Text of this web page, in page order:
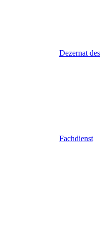
Dezernat des
Fachdienst